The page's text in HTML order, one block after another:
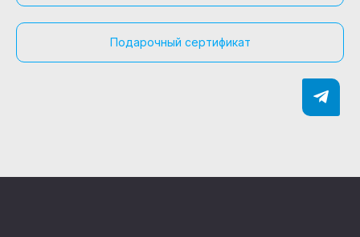
Подарочный сертификат